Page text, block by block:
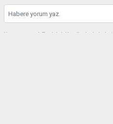
Yorum yazarak Topluluk Kuralları’nı kabul